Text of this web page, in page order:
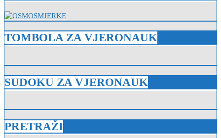
TOMBOLA ZA VJERONAUK
SUDOKU ZA VJERONAUK
PRETRAŽI